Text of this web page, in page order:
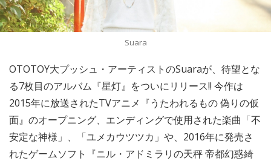
Suara
OTOTOY大プッシュ・アーティストのSuaraが、待望とな
る7枚目のアルバム『星灯』をついにリリース!! 今作は
2015年に放送されたTVアニメ『うたわれるもの 偽りの仮
面』のオープニング、エンディングで使用された楽曲「不
安定な神様」、「ユメカウツツカ」や、2016年に発売さ
れたゲームソフト『ニル・アドミラリの天秤 帝都幻惑綺